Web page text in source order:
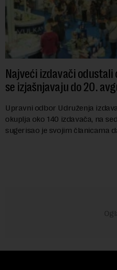
Najveći izdavači
se izjašnjavaju do 20.
Upravni odbor Udruženja
okuplja oko 140 izdavača, na
sugerisao je svojim članicama